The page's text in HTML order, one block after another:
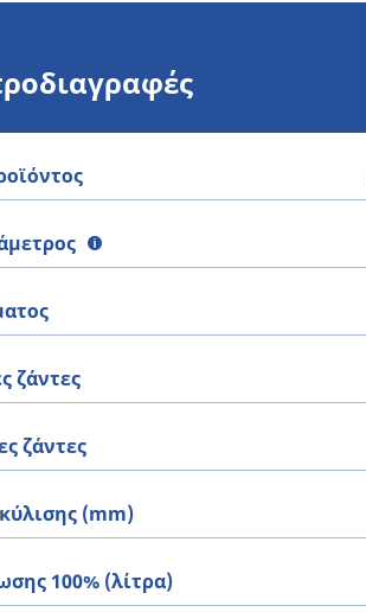
ζάντες
ζάντες
(mm)
100% (λίτρα)